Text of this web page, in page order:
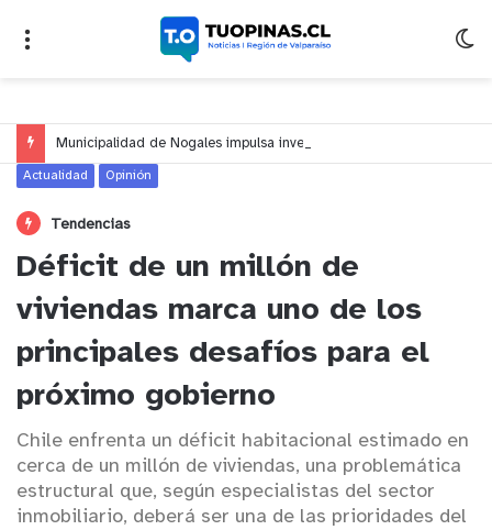
Actualidad Opinión
Tendencias
Déficit de un millón de
viviendas marca uno de los
principales desafíos para el
próximo gobierno
Chile enfrenta un déficit habitacional estimado en
cerca de un millón de viviendas, una problemática
estructural que, según especialistas del sector
inmobiliario, deberá ser una de las prioridades del